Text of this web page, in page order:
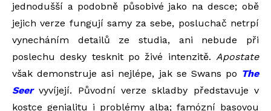
jednodušší a podobně působivé jako na desce; obě
jejich verze fungují samy za sebe, posluchač netrpí
vynecháním detailů ze studia, ani nebude při
poslechu desky tesknit po živé intenzitě. Apostate
však demonstruje asi nejlépe, jak se Swans po The
Seer vyvíjejí. Původní verze skladby představuje v
kostce genialitu i problémy alba; famózní basovou